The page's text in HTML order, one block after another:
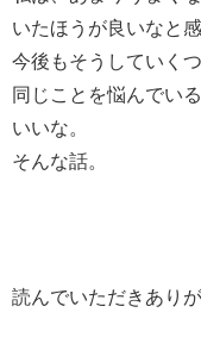
いたほうが良いなと感
今後もそうしていくつ
同じことを悩んでい
いいな。
そんな話。
読んでいただきあり